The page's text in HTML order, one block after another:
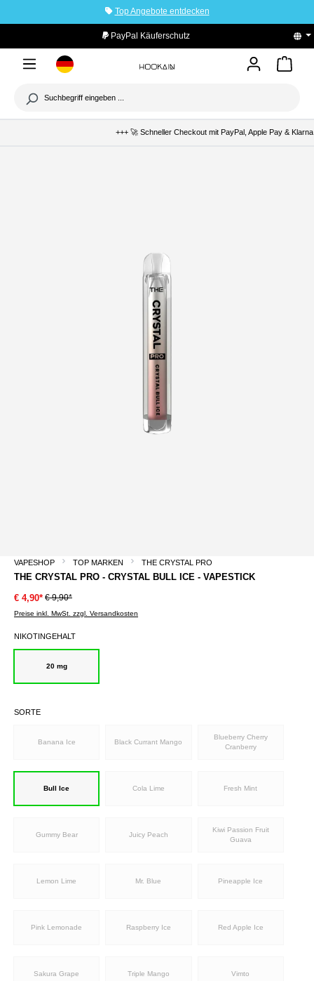
Top Angebote entdecken
PayPal Käuferschutz
+++ 🚀 Schneller Checkout mit PayPal, Apple Pay & Klarna
VAPESHOP TOP MARKEN THE CRYSTAL PRO
THE CRYSTAL PRO - CRYSTAL BULL ICE - VAPESTICK
€ 4,90* € 9,90*
Preise inkl. MwSt. zzgl. Versandkosten
NIKOTINGEHALT
20 mg
SORTE
Banana Ice Black Currant Mango
Blueberry Cherry
Cranberry
Bull Ice Cola Lime Fresh Mint
Gummy Bear Juicy Peach
Kiwi Passion Fruit
Guava
Lemon Lime Mr. Blue Pineapple Ice
Pink Lemonade Raspberry Ice Red Apple Ice
Sakura Grape Triple Mango Vimto